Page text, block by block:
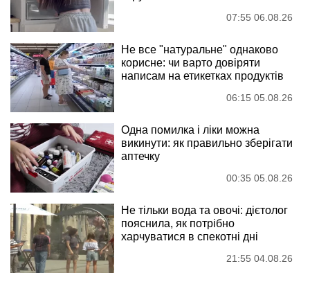
07:55 06.08.26
Не все "натуральне" однаково
корисне: чи варто довіряти
написам на етикетках продуктів
06:15 05.08.26
Одна помилка і ліки можна
викинути: як правильно зберігати
аптечку
00:35 05.08.26
Не тільки вода та овочі: дієтолог
пояснила, як потрібно
харчуватися в спекотні дні
21:55 04.08.26